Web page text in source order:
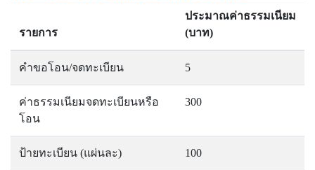
รายการ
ประมาณค่าธรรมเนียม
(บาท)
คำขอโอน/จดทะเบียน 5
ค่าธรรมเนียมจดทะเบียนหรือ
โอน
300
ป้ายทะเบียน (แผ่นละ) 100